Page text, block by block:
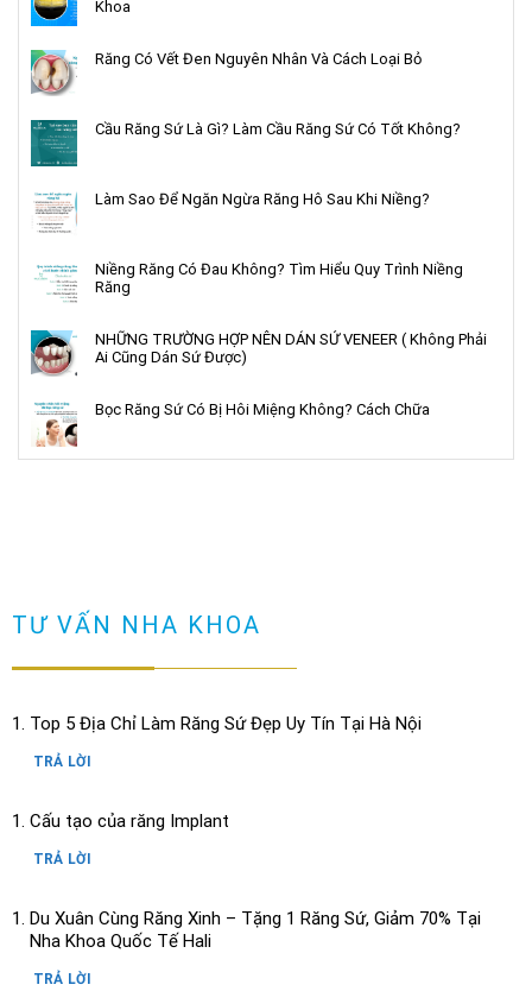
Khoa
Răng Có Vết Đen Nguyên Nhân Và Cách Loại Bỏ
Cầu Răng Sứ Là Gì? Làm Cầu Răng Sứ Có Tốt Không?
Làm Sao Để Ngăn Ngừa Răng Hô Sau Khi Niềng?
Niềng Răng Có Đau Không? Tìm Hiểu Quy Trình Niềng
Răng
NHỮNG TRƯỜNG HỢP NÊN DÁN SỨ VENEER ( Không Phải
Ai Cũng Dán Sứ Được)
Bọc Răng Sứ Có Bị Hôi Miệng Không? Cách Chữa
TƯ VẤN NHA KHOA
Top 5 Địa Chỉ Làm Răng Sứ Đẹp Uy Tín Tại Hà Nội
TRẢ LỜI
Cấu tạo của răng Implant
TRẢ LỜI
Du Xuân Cùng Răng Xinh – Tặng 1 Răng Sứ, Giảm 70% Tại
Nha Khoa Quốc Tế Hali
TRẢ LỜI